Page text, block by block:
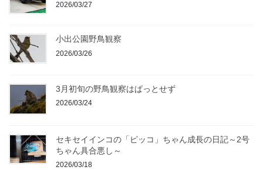
2026/03/27
小出公園野鳥観察
2026/03/26
3月初旬の野鳥観察はぱっとせず
2026/03/24
セキセイインコの「ピッコ」ちゃん成長の日記～2号
ちゃん具合悪し～
2026/03/18